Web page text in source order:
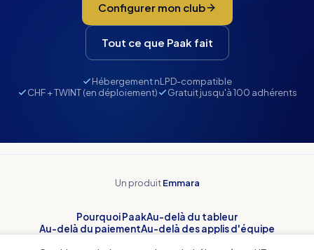
Configurer mon club
Tout ce que Paak fait
Hébergement nLPD-compatible
CHF + TWINT (en déploiement)
Gratuit jusqu'à 100 adhérents
Un produitEmmara
Pourquoi PaakAu-delà du tableur
Au-delà du paiementAu-delà des applis d'équipe